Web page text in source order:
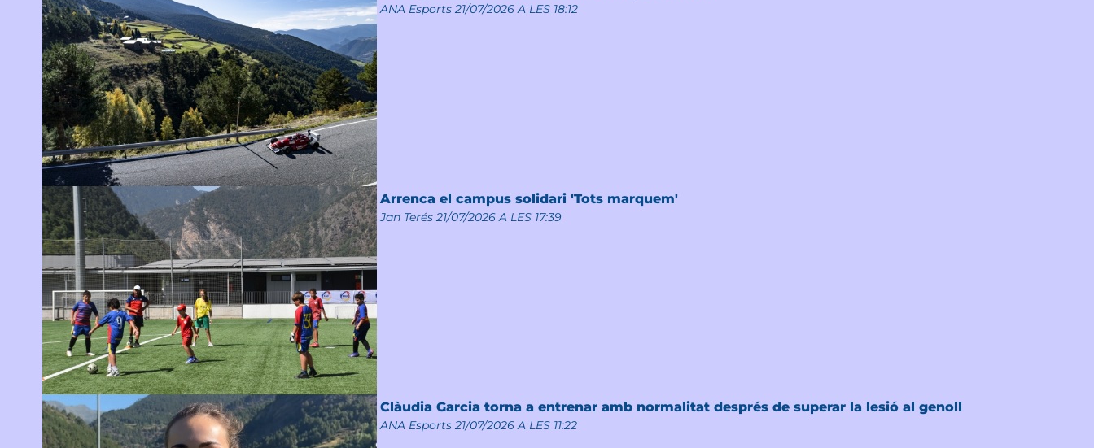
ANA Esports 21/07/2026 A LES 18:12
Arrenca el campus solidari 'Tots marquem'
Jan Terés 21/07/2026 A LES 17:39
Clàudia Garcia torna a entrenar amb normalitat després de superar la lesió al genoll
ANA Esports 21/07/2026 A LES 11:22